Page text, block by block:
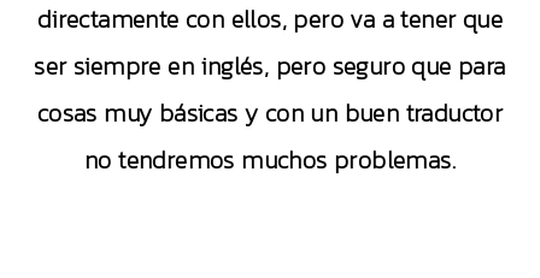
directamente con ellos, pero va a tener que
ser siempre en inglés, pero seguro que para
cosas muy básicas y con un buen traductor
no tendremos muchos problemas.